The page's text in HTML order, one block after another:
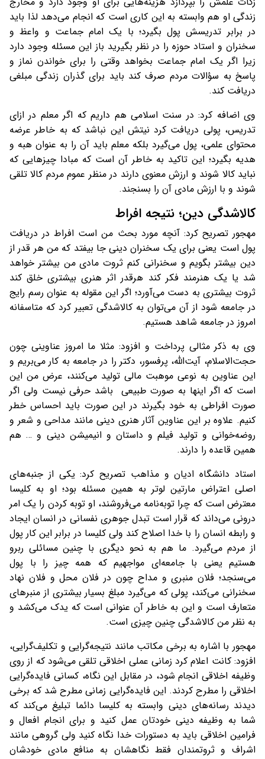
زندگی او هم وابسته به این کاری است که انجام می‌دهد لذا باید
در برابر تدریسش پول بگیرد؛ با یک امام جماعت و واعظ و
سخنران و استاد حوزه را در نظر بگیرید باز این مسئله وجود دارد
زیرا اگر یک امام جماعت بخواهد وقتی را برای خواندن نماز و
پاسخ به سؤالات مردم صرف کند باید برای گذران زندگی مبلغی
دریافت کند.
وی اضافه کرد: در سنت اسلامی هم داریم که اگر معلم در ازای
تدریس، پولی دریافت کرد نیتش این نباشد که به خاطر عرضه
محتوای علمی، پول می‌گیرد بلکه معلم باید آن را به عنوان هبه و
هدیه بگیرد؛ این تاکید به خاطر آن است که مبادا چیزهایی که
نباید کالا شوند و ارزش معنوی دارند در منظر عموم مردم کالا تلقی
شوند و با ارزش مادی آن را بسنجند.
کالاشدگی دین؛ نتیجه افراط
مهجور تصریح کرد: آنچه مورد بحث من است افراط در دریافت
پول است یعنی برای یک سخنران دینی جا بیفتد که من هر قدر از
دین بیشتر بگویم و سخنرانی کنم ثروت مادی من بیشتر خواهد
شد یا یک هنرمند فکر کند هرقدر اثر هنری بیشتری خلق کند
ثروت بیشتری به دست می‌آورد؛ اگر این مقوله به عنوان رسم رایج
در جامعه شود از آن می‌توان به کالاشدگی تعبیر کرد که متاسفانه
امروز در جامعه شاهد هستیم.
وی به ذکر مثالی پرداخت و افزود: مثلا ما امروز عناوینی چون
حجت‌الاسلام، آیت‌الله، پرفسور، دکتر را در جامعه به کار می‌بریم و
این عناوین به نوعی موهبت مالی تولید می‌کنند، عرض من این
است که اگر اینها به صورت طبیعی باشد حرفی نیست ولی اگر
صورت افراطی به خود بگیرند در این صورت باید احساس خطر
کنیم. علاوه بر این عناوین آثار هنری دینی مانند مداحی و شعر و
روضه‌خوانی و تولید فیلم و داستان و انیمیشن دینی و … هم
همین قاعده را دارند.
استاد دانشگاه ادیان و مذاهب تصریح کرد: یکی از جنبه‌های
اصلی اعتراض مارتین لوتر به همین مسئله بود؛ او به کلیسا
معترض است که چرا توبه‌نامه می‌فروشند، او توبه کردن را یک امر
درونی می‌داند که قرار است تبدل جوهری نفسانی در انسان ایجاد
و رابطه انسان را با خدا اصلاح کند ولی کلیسا در برابر این کار پول
از مردم می‌گیرد. ما هم به نحو دیگری با چنین مسائلی ربرو
هستیم یعنی با جامعه‌ای مواجهیم که همه چیز را با پول
می‌سنجد؛ فلان منبری و مداح چون در فلان محل و فلان نهاد
سخنرانی می‌کند، پولی که می‌گیرد مبلغ بسیار بیشتری از منبرهای
متعارف است و این به خاطر آن عنوانی است که یدک می‌کشد و
به نظر من کالاشدگی چنین چیزی است.
مهجور با اشاره به برخی مکاتب مانند نتیجه‌گرایی و تکلیف‌گرایی،
افزود: کانت اعلام کرد زمانی عملی اخلاقی تلقی می‌شود که از روی
وظیفه اخلاقی انجام شود، در مقابل این نگاه، کسانی فایده‌گرایی
اخلاقی را مطرح کردند. این فایده‌گرایی زمانی مطرح شد که برخی
دیدند رسانه‌های دینی وابسته به کلیسا دائما تبلیغ می‌کند که
شما به وظیفه دینی خودتان عمل کنید و برای انجام افعال و
فرامین اخلاقی باید به دستورات خدا نگاه کنید ولی گروهی مانند
اشراف و ثروتمندان فقط نگاهشان به منافع مادی خودشان